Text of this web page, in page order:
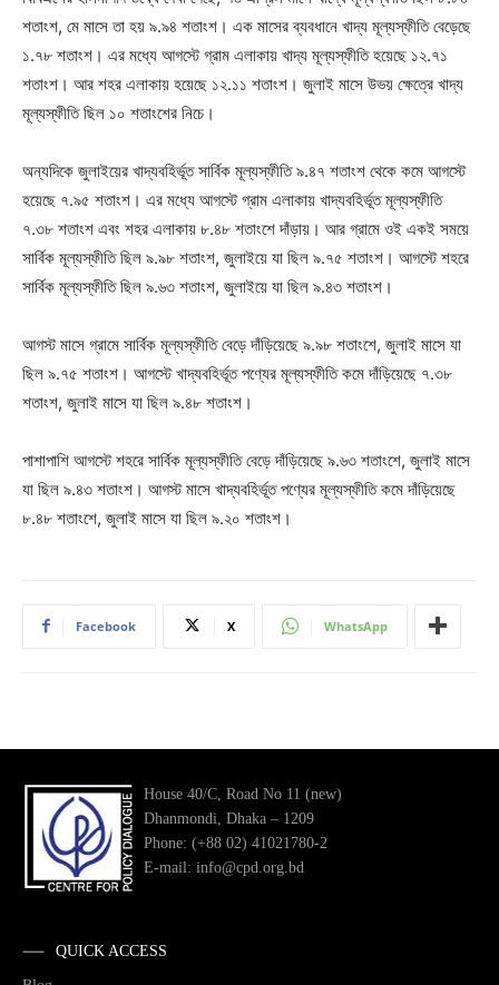
শতাংশ, মে মাসে তা হয় ৯.৯৪ শতাংশ। এক মাসের ব্যবধানে খাদ্য মূল্যস্ফীতি বেড়েছে
১.৭৮ শতাংশ। এর মধ্যে আগস্টে গ্রাম এলাকায় খাদ্য মূল্যস্ফীতি হয়েছে ১২.৭১
শতাংশ। আর শহর এলাকায় হয়েছে ১২.১১ শতাংশ। জুলাই মাসে উভয় ক্ষেত্রে খাদ্য
মূল্যস্ফীতি ছিল ১০ শতাংশের নিচে।
অন্যদিকে জুলাইয়ের খাদ্যবহির্ভূত সার্বিক মূল্যস্ফীতি ৯.৪৭ শতাংশ থেকে কমে আগস্টে
হয়েছে ৭.৯৫ শতাংশ। এর মধ্যে আগস্টে গ্রাম এলাকায় খাদ্যবহির্ভূত মূল্যস্ফীতি
৭.৩৮ শতাংশ এবং শহর এলাকায় ৮.৪৮ শতাংশে দাঁড়ায়। আর গ্রামে ওই একই সময়ে
সার্বিক মূল্যস্ফীতি ছিল ৯.৯৮ শতাংশ, জুলাইয়ে যা ছিল ৯.৭৫ শতাংশ। আগস্টে শহরে
সার্বিক মূল্যস্ফীতি ছিল ৯.৬৩ শতাংশ, জুলাইয়ে যা ছিল ৯.৪৩ শতাংশ।
আগস্ট মাসে গ্রামে সার্বিক মূল্যস্ফীতি বেড়ে দাঁড়িয়েছে ৯.৯৮ শতাংশে, জুলাই মাসে যা
ছিল ৯.৭৫ শতাংশ। আগস্টে খাদ্যবহির্ভূত পণ্যের মূল্যস্ফীতি কমে দাঁড়িয়েছে ৭.৩৮
শতাংশ, জুলাই মাসে যা ছিল ৯.৪৮ শতাংশ।
পাশাপাশি আগস্টে শহরে সার্বিক মূল্যস্ফীতি বেড়ে দাঁড়িয়েছে ৯.৬৩ শতাংশে, জুলাই মাসে
যা ছিল ৯.৪৩ শতাংশ। আগস্ট মাসে খাদ্যবহির্ভূত পণ্যের মূল্যস্ফীতি কমে দাঁড়িয়েছে
৮.৪৮ শতাংশে, জুলাই মাসে যা ছিল ৯.২০ শতাংশ।
Facebook X WhatsApp
House 40/C, Road No 11 (new)
Dhanmondi, Dhaka – 1209
Phone: (+88 02) 41021780-2
E-mail: info@cpd.org.bd
QUICK ACCESS